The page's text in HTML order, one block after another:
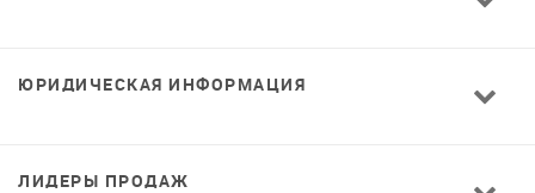
ЮРИДИЧЕСКАЯ ИНФОРМАЦИЯ
ЛИДЕРЫ ПРОДАЖ